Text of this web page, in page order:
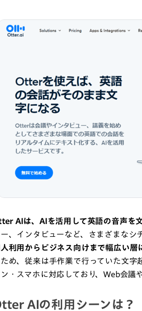
AIは、AIを活用して英語の音声を文
ー、インタビューなど、さまざまなシ
利用からビジネス向けまで幅広い層
ため、従来は手作業で行っていた文
・スマホに対応しており、Web会議
AIの利用シーンは？